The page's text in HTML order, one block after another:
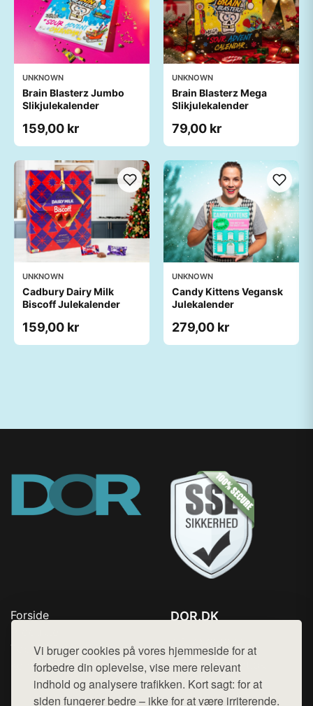
Vi bruger cookies på vores hjemmeside for at
forbedre din oplevelse, vise mere relevant
indhold og analysere trafikken. Kort sagt: for at
siden fungerer bedre – ikke for at være irriterende.
UNKNOWN
Brain Blasterz Jumbo
Slikjulekalender
159,00 kr
UNKNOWN
Brain Blasterz Mega
Slikjulekalender
79,00 kr
UNKNOWN
Cadbury Dairy Milk
Biscoff Julekalender
159,00 kr
UNKNOWN
Candy Kittens Vegansk
Julekalender
279,00 kr
Forside
Top Rabatter
Kontakt
DOR.DK
Mail: hej@want.dk
Cookie- og privatlivspolitik